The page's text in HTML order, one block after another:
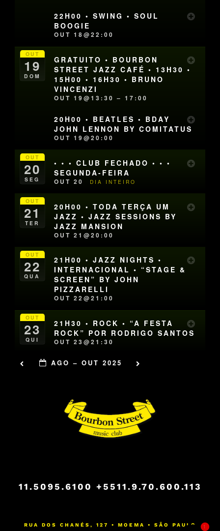
22H00 • SWING • SOUL
BOOGIE
OUT 18@22:00
OUT
19
DOM
GRATUITO • BOURBON
STREET JAZZ CAFÉ • 13H30 •
15H00 • 16H30 • BRUNO
VINCENZI
OUT 19@13:30 – 17:00
20H00 • BEATLES • BDAY
JOHN LENNON BY COMITATUS
OUT 19@20:00
OUT
20
SEG
• • • CLUB FECHADO • • •
SEGUNDA-FEIRA
OUT 20 DIA INTEIRO
OUT
21
TER
20H00 • TODA TERÇA UM
JAZZ • JAZZ SESSIONS BY
JAZZ MANSION
OUT 21@20:00
OUT
22
QUA
21H00 • JAZZ NIGHTS •
INTERNACIONAL • “STAGE &
SCREEN” BY JOHN
PIZZARELLI
OUT 22@21:00
OUT
23
QUI
21H30 • ROCK • “A FESTA
ROCK” POR RODRIGO SANTOS
OUT 23@21:30
AGO – OUT 2025
11.5095.6100 +5511.9.70.600.113
RUA DOS CHANÉS, 127 • MOEMA • SÃO PAULO 1